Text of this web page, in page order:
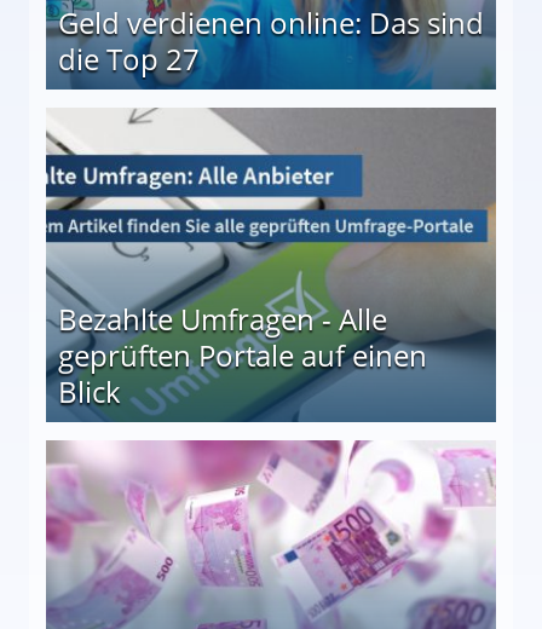
Geld verdienen online: Das sind
die Top 27
Bezahlte Umfragen - Alle
geprüften Portale auf einen
Blick
auf einen Blick